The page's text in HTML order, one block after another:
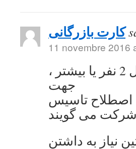
کارت بازرگانی
11 novembre 2016
به اشتراک گذاشتن سرمایه بین حداقل 2 نفر یا بیشتر ،
جهت
تاسیس
نیاز به داشتن